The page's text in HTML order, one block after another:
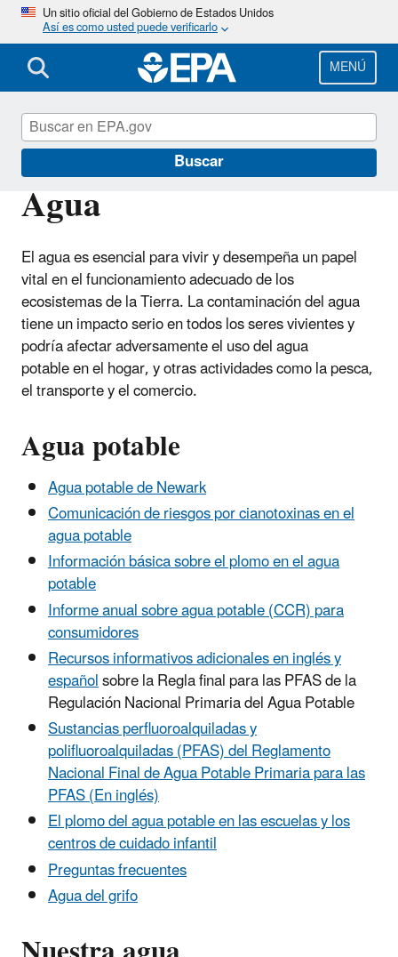
Pasar
al
contenido
principal
Un sitio oficial del Gobierno de Estados Unidos
Así es como usted puede verificarlo
MENÚ
Buscar
Agua
El agua es esencial para vivir y desempeña un papel
vital en el funcionamiento adecuado de los
ecosistemas de la Tierra. La contaminación del agua
tiene un impacto serio en todos los seres vivientes y
podría afectar adversamente el uso del agua
potable en el hogar, y otras actividades como la pesca,
el transporte y el comercio.
Agua potable
Agua potable de Newark
Comunicación de riesgos por cianotoxinas en el
agua potable
Información básica sobre el plomo en el agua
potable
Informe anual sobre agua potable (CCR) para
consumidores
Recursos informativos adicionales en inglés y
españolsobre la Regla final para las PFAS de la
Regulación Nacional Primaria del Agua Potable
Sustancias perfluoroalquiladas y
polifluoroalquiladas (PFAS) del Reglamento
Nacional Final de Agua Potable Primaria para las
PFAS (En inglés)
El plomo del agua potable en las escuelas y los
centros de cuidado infantil
Preguntas frecuentes
Agua del grifo
EPA en español